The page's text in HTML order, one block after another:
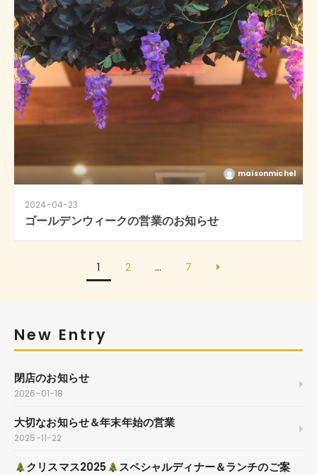
maisonmichel
2024-04-23
ゴールデンウィークの営業のお知らせ
1 2 … 7
New Entry
閉店のお知らせ
2026-01-18
大切なお知らせ＆年末年始の営業
2025-11-22
クリスマス2025
スペシャルディナー＆ランチのご案